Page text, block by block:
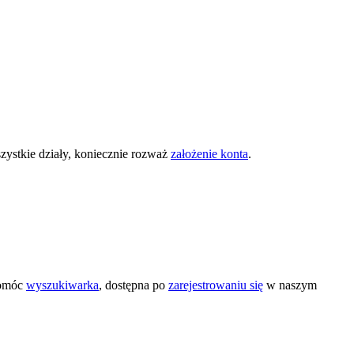
działy, koniecznie rozważ założenie konta.
wyszukiwarka, dostępna po zarejestrowaniu się w naszym